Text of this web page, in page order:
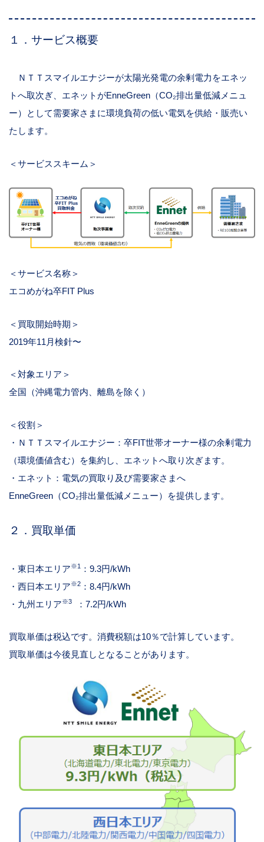
１．サービス概要
ＮＴＴスマイルエナジーが太陽光発電の余剰電力をエネッ
トへ取次ぎ、エネットがEnneGreen （CO₂排出量低減メニュ
ー）として需要家さまに環境負荷の低い電気を供給・販売い
たします。
＜サービススキーム＞
＜サービス名称＞
エコめがね卒FIT Plus
＜買取開始時期＞
2019年11 月検針〜
＜対象エリア＞
全国（沖縄電力管内、離島を除く）
＜役割＞
・ＮＴＴスマイルエナジー：卒FIT世帯オーナー様の余剰電力
（環境価値含む）を集約し、エネットへ取り次ぎます。
・エネット：電気の買取り及び需要家さまへ
EnneGreen （CO₂排出量低減メニュー）を提供します。
２．買取単価
・東日本エリア※1 ： 9.3円/kWh
・西日本エリア※2 ： 8.4円/kWh
・九州エリア※3 ： 7.2円/kWh
買取単価は税込です。消費税額は10％で計算しています。
買取単価は今後見直しとなることがあります。